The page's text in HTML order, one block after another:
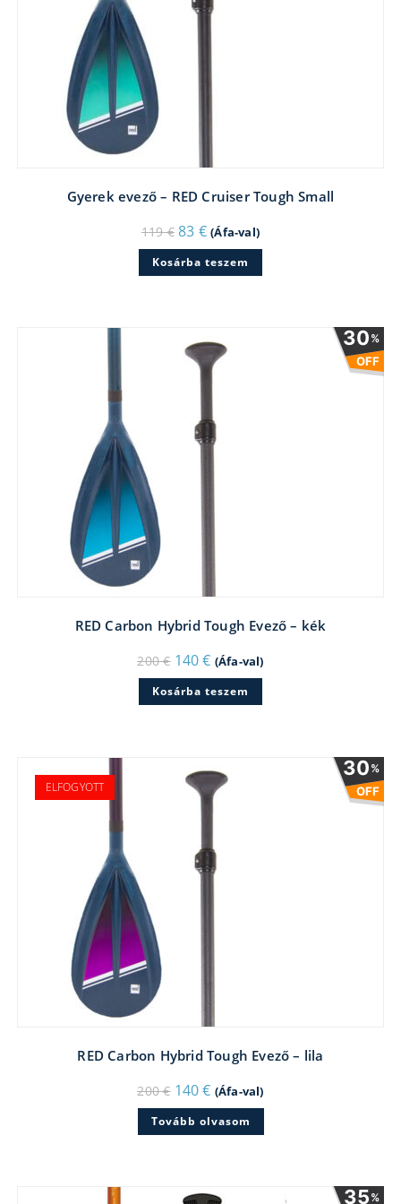
Gyerek evező – RED Cruiser Tough Small
119€ Original
price
was:
119 €.
83 €Current
price
is:
83 €.
(Áfa-val)
Kosárba teszem
30%
OFF
RED Carbon Hybrid Tough Evező – kék
200€ Original
price
was:
200 €.
140€Current
price
is:
140 €.
(Áfa-val)
Kosárba teszem
ELFOGYOTT
30%
OFF
RED Carbon Hybrid Tough Evező – lila
200€ Original
price
was:
200 €.
140€Current
price
is:
140 €.
(Áfa-val)
Tovább olvasom
35%